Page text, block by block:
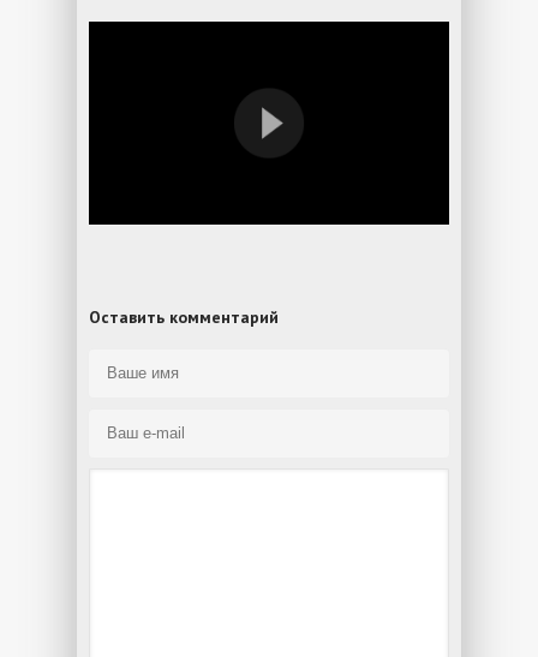
Оставить комментарий